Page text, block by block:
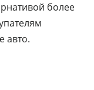
более
авто.